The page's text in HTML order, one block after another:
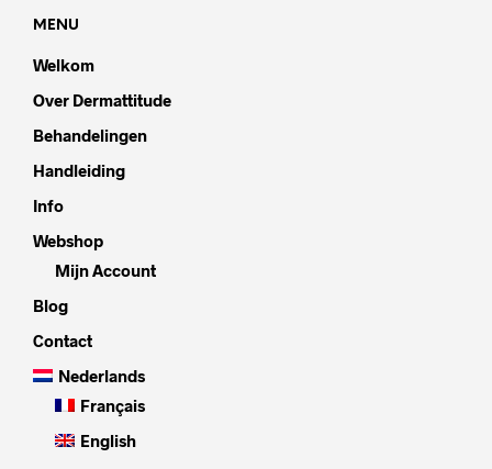
MENU
Welkom
Over Dermattitude
Behandelingen
Handleiding
Info
Webshop
Mijn Account
Blog
Contact
Nederlands
Français
English